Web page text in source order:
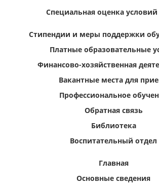
Специальная оценка условий
Стипендии и меры поддержки
Платные образовательные
Финансово-хозяйственная
Вакантные места для
Профессиональное
Обратная связь
Библиотека
Воспитательный отдел
Главная
Основные сведения